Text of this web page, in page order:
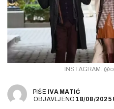
INSTAGRAM:
PIŠE IVA MATIĆ
OBJAVLJENO 18/08/2025